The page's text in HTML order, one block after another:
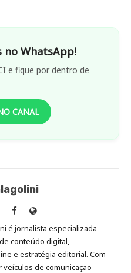
no WhatsApp!
e fique por dentro de
CANAL
no
Anny
Malagolini
no
Facebook
Site
de
Anny
Malagolini
é jornalista especializada
conteúdo digital,
e estratégia editorial. Com
veículos de comunicação